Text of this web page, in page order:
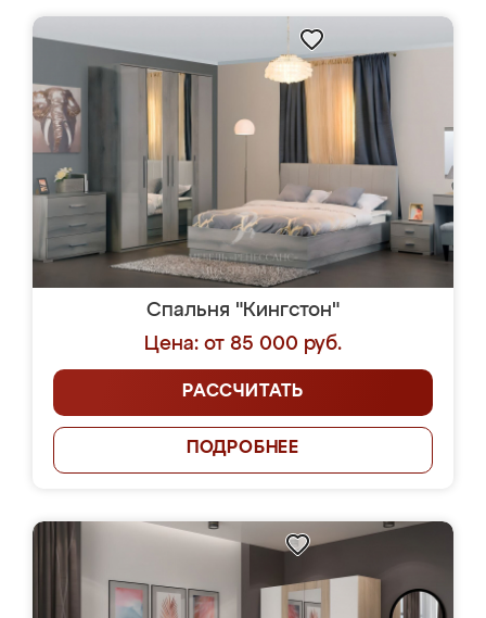
Спальня "Кингстон"
Цена: от 85 000 руб.
РАССЧИТАТЬ
ПОДРОБНЕЕ